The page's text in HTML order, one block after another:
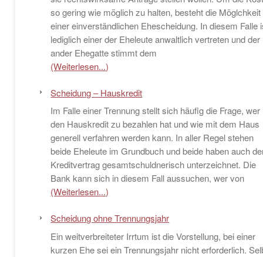
so gering wie möglich zu halten, besteht die Möglchkeit
einer einverständlichen Ehescheidung. In diesem Falle
lediglich einer der Eheleute anwaltlich vertreten und der
ander Ehegatte stimmt dem
(Weiterlesen...)
Scheidung – Hauskredit
Im Falle einer Trennung stellt sich häufig die Frage, wer
den Hauskredit zu bezahlen hat und wie mit dem Haus
generell verfahren werden kann. In aller Regel stehen
beide Eheleute im Grundbuch und beide haben auch
Kreditvertrag gesamtschuldnerisch unterzeichnet. Die
Bank kann sich in diesem Fall aussuchen, wer von
(Weiterlesen...)
Scheidung ohne Trennungsjahr
Ein weitverbreiteter Irrtum ist die Vorstellung, bei einer
kurzen Ehe sei ein Trennungsjahr nicht erforderlich.